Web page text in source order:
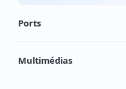
Ports
Multimédias